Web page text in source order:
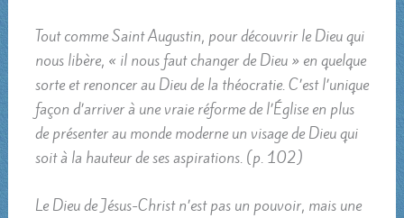
Tout comme Saint Augustin, pour découvrir le Dieu qui
nous libère, « il nous faut changer de Dieu » en quelque
sorte et renoncer au Dieu de la théocratie. C’est l’unique
façon d’arriver à une vraie réforme de l’Église en plus
de présenter au monde moderne un visage de Dieu qui
soit à la hauteur de ses aspirations. (p. 102)
Le Dieu de Jésus-Christ n’est pas un pouvoir, mais une